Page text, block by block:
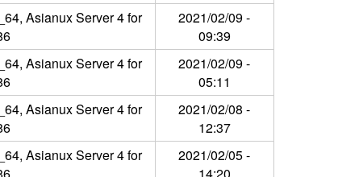
Asianux Server 4 for
2021/02/09 -
09:39
Asianux Server 4 for
2021/02/09 -
05:11
Asianux Server 4 for
2021/02/08 -
12:37
Asianux Server 4 for
2021/02/05 -
14:20